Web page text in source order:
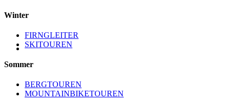
Winter
FIRNGLEITER
SKITOUREN
Sommer
BERGTOUREN
MOUNTAINBIKETOUREN